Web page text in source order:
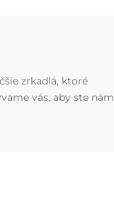
zrkadlá, ktoré
vás, aby ste nám